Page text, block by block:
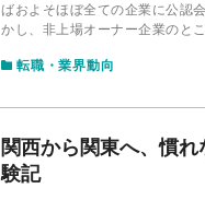
ばおよそほぼ全ての企業に公認
かし、非上場オーナー企業のと
お話しします。
転職・業界動向
関西から関東へ、慣
験記